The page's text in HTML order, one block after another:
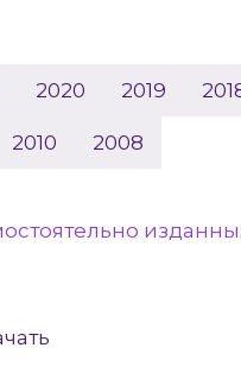
2020 2019
2010 2008